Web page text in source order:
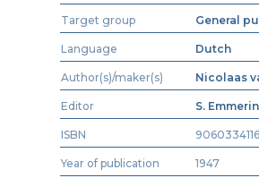
Target group General
Language Dutch
Author(s)/maker(s) Nicolaas
Editor S.
ISBN 9060334116
Year of publication 1947